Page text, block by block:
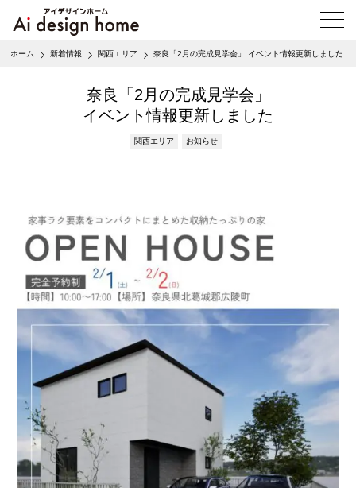
メ
ニ
ー
ホーム 新着情報 関西エリア 奈良「2月の完成見学会」 イベント情報更新しました
奈良「2月の完成見学会」
イベント情報更新しました
関西エリア お知らせ